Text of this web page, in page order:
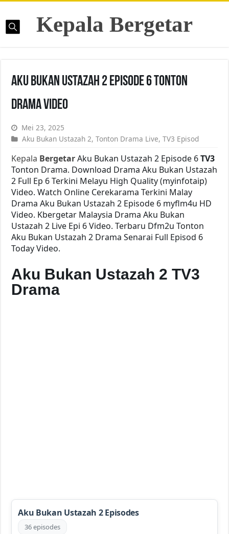
Kepala Bergetar
Aku Bukan Ustazah 2 Episode 6 Tonton
Drama Video
Mei 23, 2025
Aku Bukan Ustazah 2,Tonton Drama Live,TV3 Episod
Kepala BergetarAku Bukan Ustazah 2 Episode 6TV3
Tonton Drama. Download Drama Aku Bukan Ustazah
2 Full Ep 6 Terkini Melayu High Quality (myinfotaip)
Video. Watch Online Cerekarama Terkini Malay
Drama Aku Bukan Ustazah 2 Episode 6 myflm4u HD
Video. Kbergetar Malaysia Drama Aku Bukan
Ustazah 2 Live Epi 6 Video. Terbaru Dfm2u Tonton
Aku Bukan Ustazah 2 Drama Senarai Full Episod 6
Today Video.
Aku Bukan Ustazah 2 TV3
Drama
Aku Bukan Ustazah 2 Episodes
36 episodes